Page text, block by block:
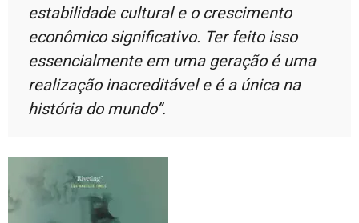
estabilidade cultural e o crescimento
econômico significativo. Ter feito isso
essencialmente em uma geração é uma
realização inacreditável e é a única na
história do mundo”.